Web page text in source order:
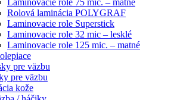
Laminovacie role 75 mic. – matné
Rolová laminácia POLYGRAF
Laminovacie role Superstick
Laminovacie role 32 mic – lesklé
Laminovacie role 125 mic. – matné
pre väzbu
pre väzbu
kože